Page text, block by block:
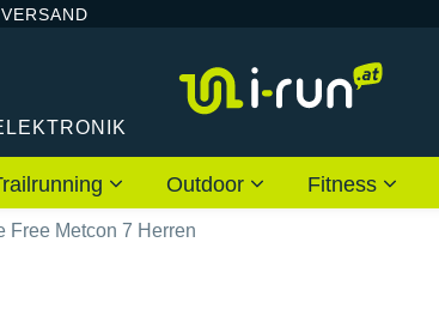
Outdoor Fitness
Free Metcon 7 Herren